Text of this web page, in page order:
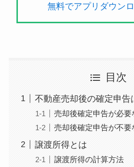
無料でアプリダウン
目次
不動産売却後の確定申告
売却後確定申告が必要
売却後確定申告が不要
譲渡所得とは
譲渡所得の計算方法